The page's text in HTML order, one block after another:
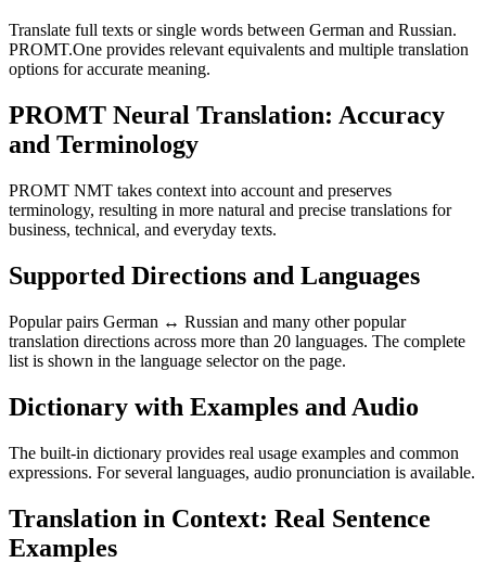
Translate full texts or single words between German and Russian.
PROMT.One provides relevant equivalents and multiple translation
options for accurate meaning.
PROMT Neural Translation: Accuracy
and Terminology
PROMT NMT takes context into account and preserves
terminology, resulting in more natural and precise translations for
business, technical, and everyday texts.
Supported Directions and Languages
Popular pairs German ↔ Russian and many other popular
translation directions across more than 20 languages. The complete
list is shown in the language selector on the page.
Dictionary with Examples and Audio
The built-in dictionary provides real usage examples and common
expressions. For several languages, audio pronunciation is available.
Translation in Context: Real Sentence
Examples